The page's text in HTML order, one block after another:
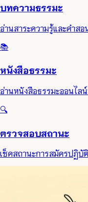
บทความธรรมะ
อ่านสาระความรู้และคำสอ
📚
หนังสือธรรมะ
อ่านหนังสือธรรมะออนไล
🔍
ตรวจสอบสถานะ
เช็คสถานะการสมัครปฏิบั